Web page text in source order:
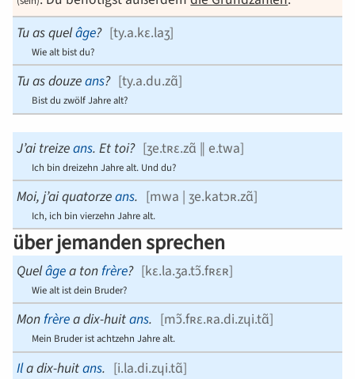
Tu as quelâge? [ty.a.kɛ.laʒ]
Wie alt bist du?
Tu as douzeans? [ty.a.du.zɑ̃]
Bist du zwölf Jahre alt?
J’ai treizeans. Et toi? [ʒe.tʀɛ.zɑ̃ ‖ e.twa]
Ich bin dreizehn Jahre alt. Und du?
Moi, j’ai quatorzeans. [mwa | ʒe.katɔʀ.zɑ̃]
Ich, ich bin vierzehn Jahre alt.
über jemanden sprechen
Quelâgea tonfrère? [kɛ.la.ʒa.tɔ̃.fʀɛʀ]
Wie alt ist dein Bruder?
Monfrèreadix-huitans. [mɔ̃.fʀɛ.ʀa.di.zɥi.tɑ̃]
Mein Bruder ist achtzehn Jahre alt.
Iladix-huitans. [i.la.di.zɥi.tɑ̃]